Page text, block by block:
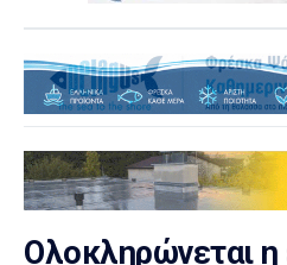
Ολοκληρώνεται